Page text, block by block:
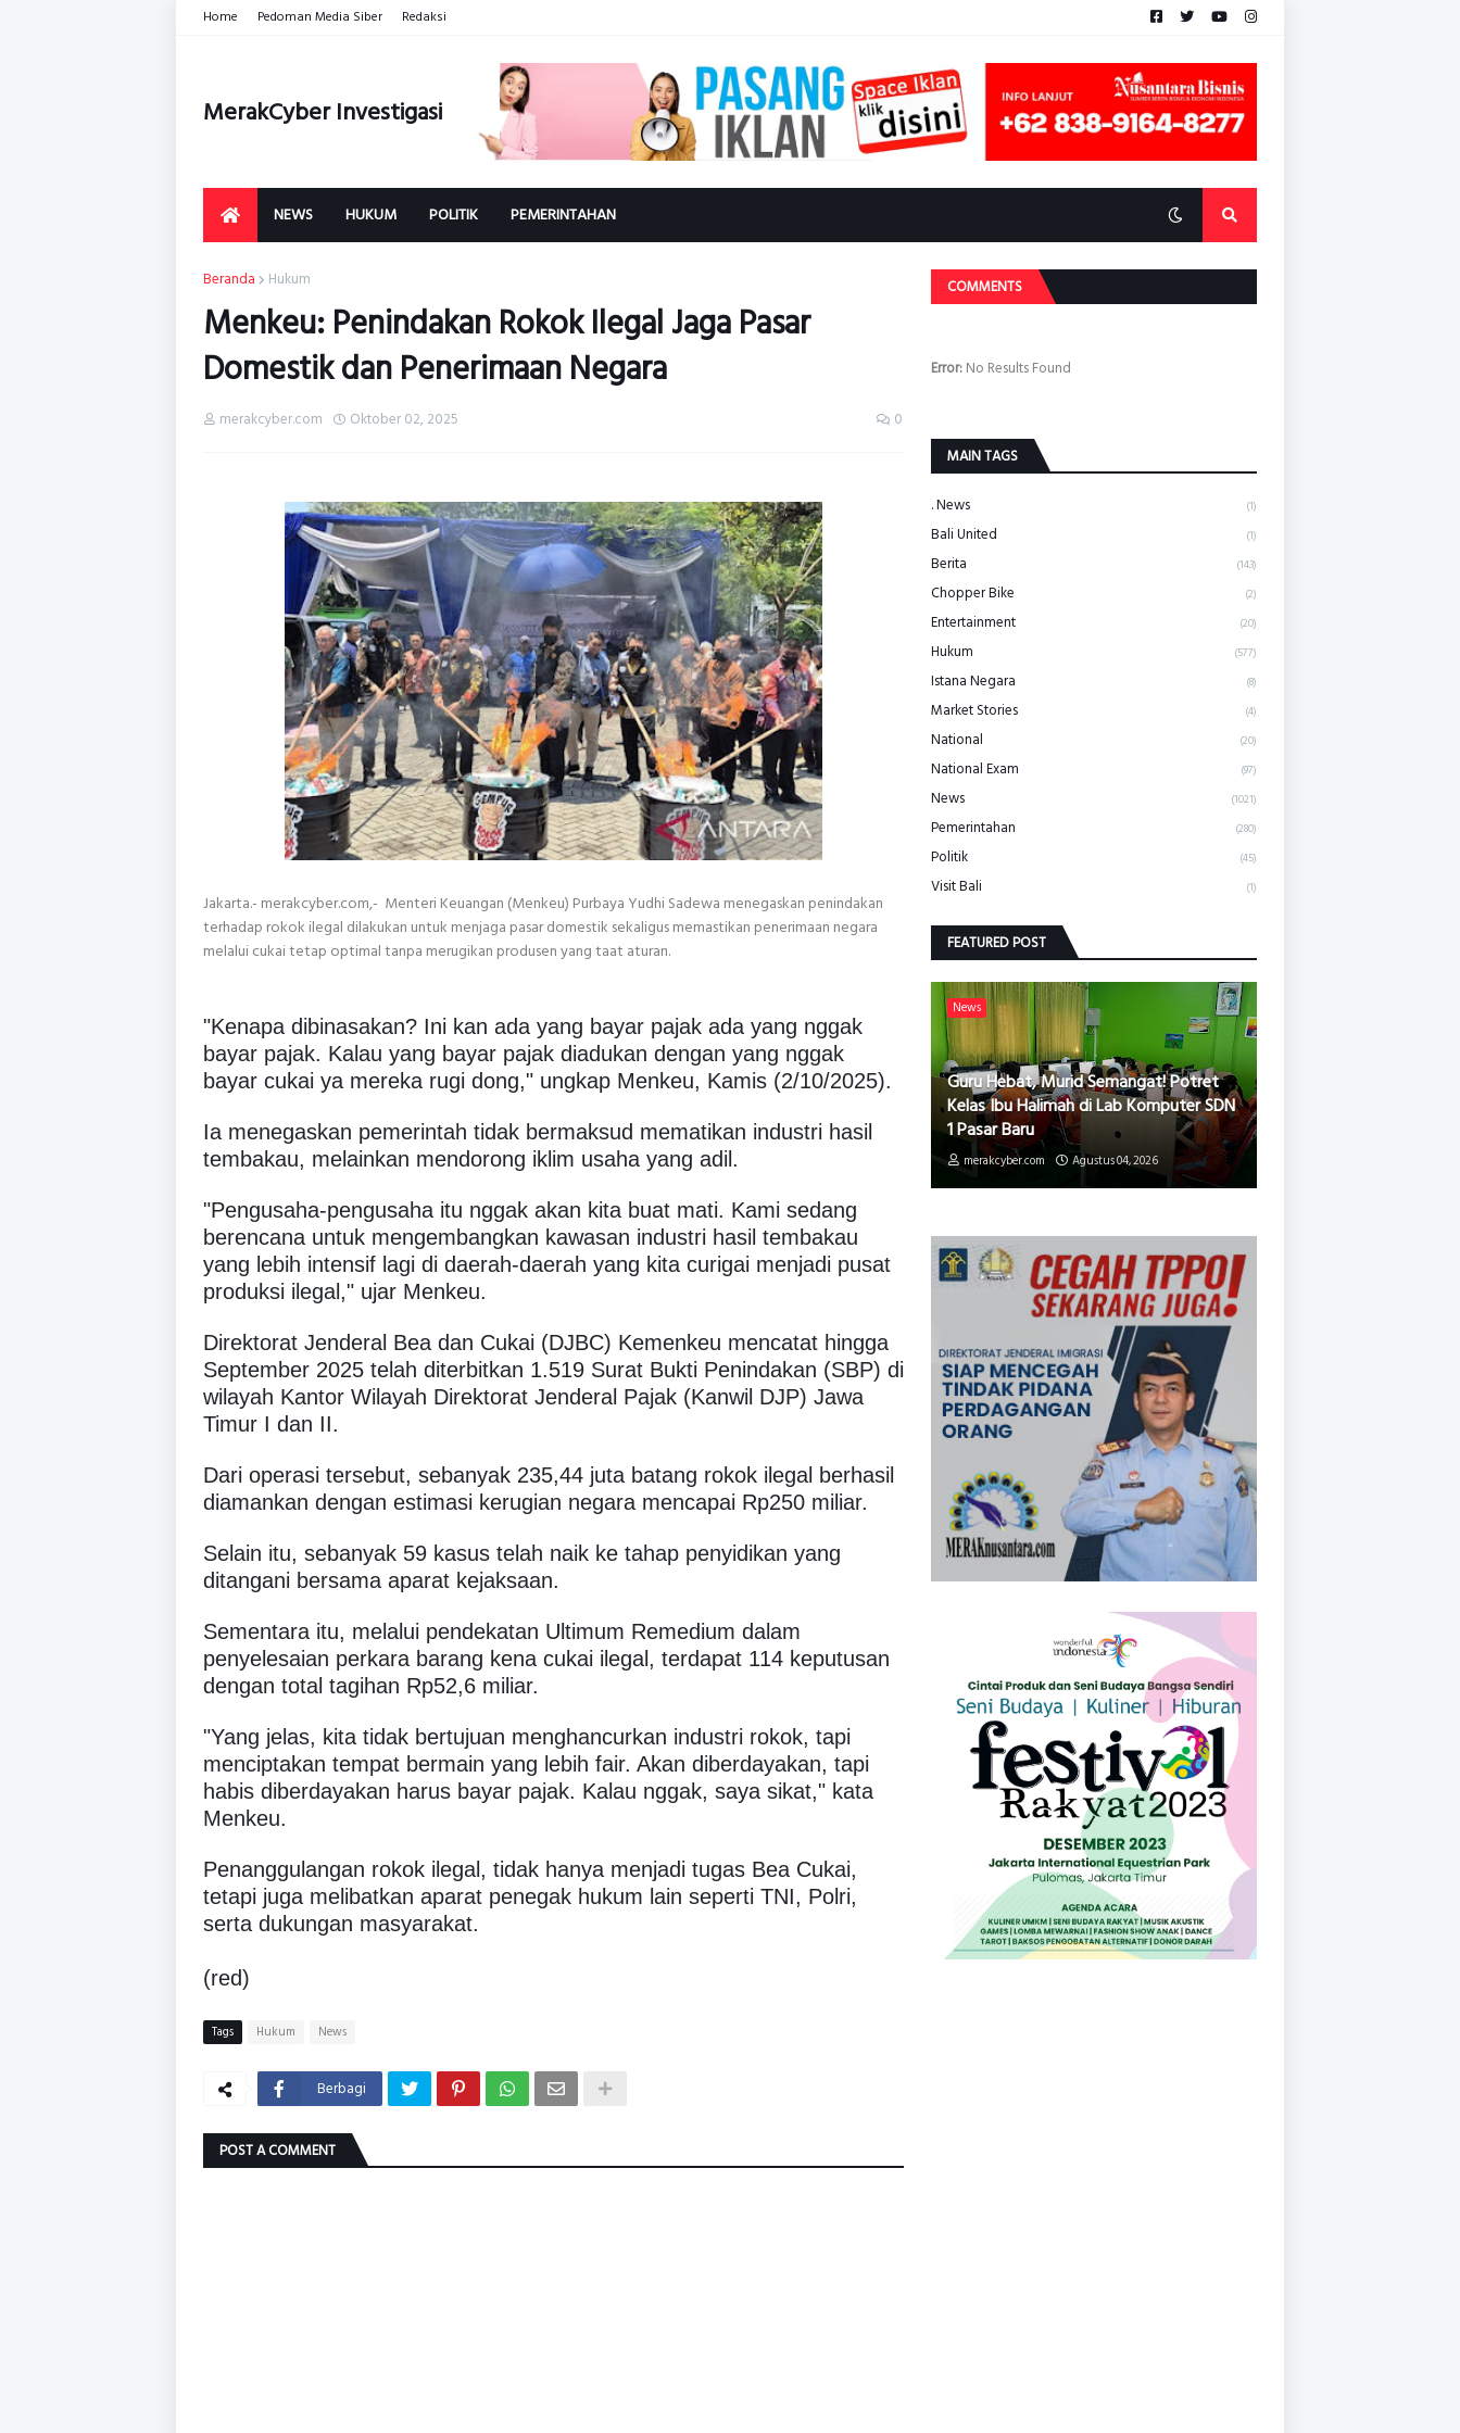
Home Pedoman Media Siber Redaksi
MerakCyber Investigasi
NEWS HUKUM POLITIK PEMERINTAHAN
Beranda Hukum
Menkeu: Penindakan Rokok Ilegal Jaga Pasar
Domestik dan Penerimaan Negara
merakcyber.com Oktober 02, 2025 0
Jakarta.- merakcyber.com,- Menteri Keuangan (Menkeu) Purbaya Yudhi Sadewa menegaskan penindakan
terhadap rokok ilegal dilakukan untuk menjaga pasar domestik sekaligus memastikan penerimaan negara
melalui cukai tetap optimal tanpa merugikan produsen yang taat aturan.
"Kenapa dibinasakan? Ini kan ada yang bayar pajak ada yang nggak
bayar pajak. Kalau yang bayar pajak diadukan dengan yang nggak
bayar cukai ya mereka rugi dong," ungkap Menkeu, Kamis (2/10/2025).
Ia menegaskan pemerintah tidak bermaksud mematikan industri hasil
tembakau, melainkan mendorong iklim usaha yang adil.
"Pengusaha-pengusaha itu nggak akan kita buat mati. Kami sedang
berencana untuk mengembangkan kawasan industri hasil tembakau
yang lebih intensif lagi di daerah-daerah yang kita curigai menjadi pusat
produksi ilegal," ujar Menkeu.
Direktorat Jenderal Bea dan Cukai (DJBC) Kemenkeu mencatat hingga
September 2025 telah diterbitkan 1.519 Surat Bukti Penindakan (SBP) di
wilayah Kantor Wilayah Direktorat Jenderal Pajak (Kanwil DJP) Jawa
Timur I dan II.
Dari operasi tersebut, sebanyak 235,44 juta batang rokok ilegal berhasil
diamankan dengan estimasi kerugian negara mencapai Rp250 miliar.
Selain itu, sebanyak 59 kasus telah naik ke tahap penyidikan yang
ditangani bersama aparat kejaksaan.
Sementara itu, melalui pendekatan Ultimum Remedium dalam
penyelesaian perkara barang kena cukai ilegal, terdapat 114 keputusan
dengan total tagihan Rp52,6 miliar.
"Yang jelas, kita tidak bertujuan menghancurkan industri rokok, tapi
menciptakan tempat bermain yang lebih fair. Akan diberdayakan, tapi
habis diberdayakan harus bayar pajak. Kalau nggak, saya sikat," kata
Menkeu.
Penanggulangan rokok ilegal, tidak hanya menjadi tugas Bea Cukai,
tetapi juga melibatkan aparat penegak hukum lain seperti TNI, Polri,
serta dukungan masyarakat.
(red)
Tags Hukum News
Berbagi
POST A COMMENT
COMMENTS
Error:No Results Found
MAIN TAGS
. News (1)
Bali United (1)
Berita (143)
Chopper Bike (2)
Entertainment (20)
Hukum (577)
Istana Negara (8)
Market Stories (4)
National (20)
National Exam (97)
News (1021)
Pemerintahan (280)
Politik (45)
Visit Bali (1)
FEATURED POST
News
Guru Hebat, Murid Semangat! Potret
Kelas Ibu Halimah di Lab Komputer SDN
1 Pasar Baru
merakcyber.com Agustus 04, 2026